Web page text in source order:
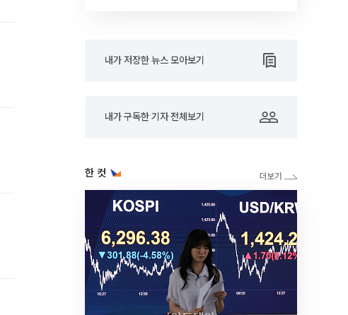
내가 저장한 뉴스 모아보기
내가 구독한 기자 전체보기
한 컷